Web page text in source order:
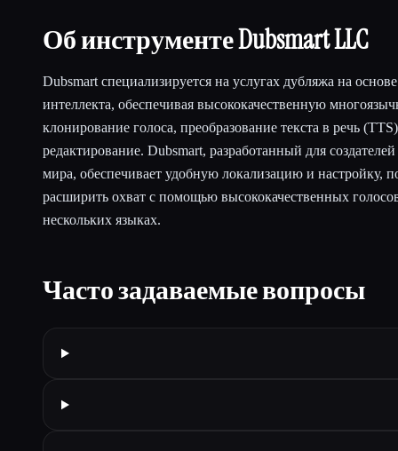
Об инструменте Dubsmart LLC
Dubsmart специализируется на услугах дубляжа на
интеллекта, обеспечивая высококачественную
клонирование голоса, преобразование текста в речь
редактирование. Dubsmart, разработанный для создателей
мира, обеспечивает удобную локализацию и настройку,
расширить охват с помощью высококачественных
нескольких языках.
Часто задаваемые вопросы